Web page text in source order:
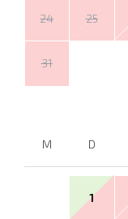
24 25
31
M D
1